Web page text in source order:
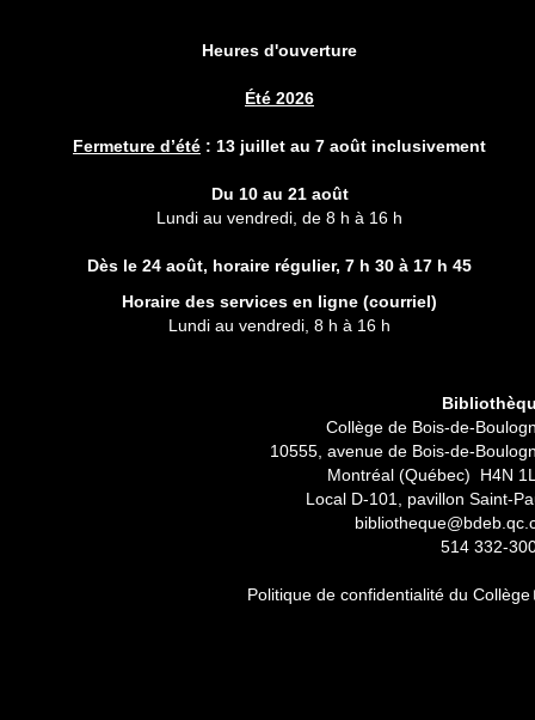
Heures d'ouverture
Été 2026
Fermeture d’été : 13 juillet au 7 août inclusivement
Du 10 au 21 août
Lundi au vendredi, de 8 h à 16 h
Dès le 24 août, horaire régulier, 7 h 30 à 17 h 45
Horaire des services en ligne (courriel)
Lundi au vendredi, 8 h à 16 h
Collège de Bois-de-
10555, avenue de Bois-de-
Montréal (Québec) H4N
Local D-101, pavillon Saint-
514 332-
Politique de confidentialité du Collège